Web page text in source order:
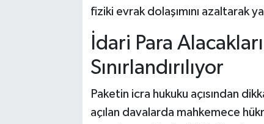
fiziki evrak dolaşımını azaltarak
İdari Para
Sınırlandırılıyor
Paketin icra hukuku açısından
açılan davalarda mahkemece